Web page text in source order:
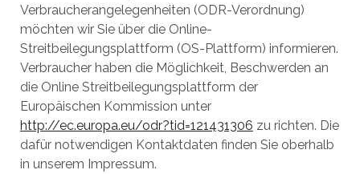
Verbraucherangelegenheiten (ODR-Verordnung)
möchten wir Sie über die Online-
Streitbeilegungsplattform (OS-Plattform) informieren.
Verbraucher haben die Möglichkeit, Beschwerden an
die Online Streitbeilegungsplattform der
Europäischen Kommission unter
http://ec.europa.eu/odr?tid=121431306 zu richten. Die
dafür notwendigen Kontaktdaten finden Sie oberhalb
in unserem Impressum.